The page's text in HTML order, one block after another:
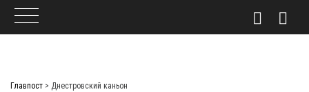
Главпост > Днестровский каньон